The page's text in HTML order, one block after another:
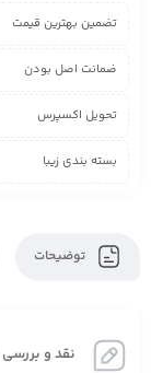
تضمین بهترین قیمت
ضمانت اصل بودن
تحویل اکسپرس
بسته بندی زیبا
توضیحات
نقد و بررسی